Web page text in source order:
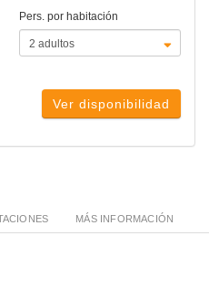
Pers. por habitación
Ver disponibilidad
MÁS INFORMACIÓN